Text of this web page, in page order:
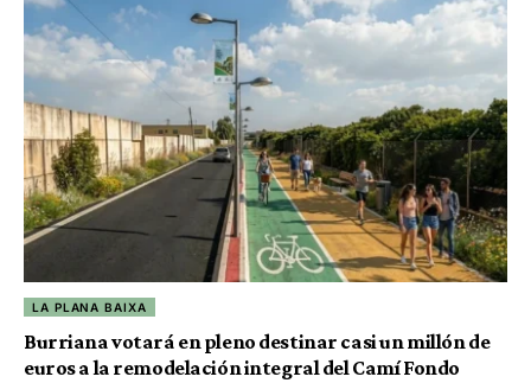
LA PLANA BAIXA
Burriana votará en pleno destinar casi un millón de
euros a la remodelación integral del Camí Fondo